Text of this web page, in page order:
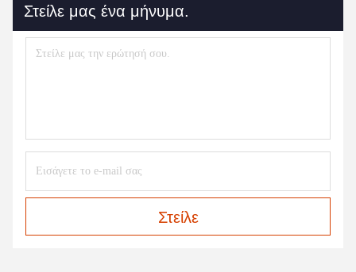
Στείλε μας ένα μήνυμα.
Στείλε